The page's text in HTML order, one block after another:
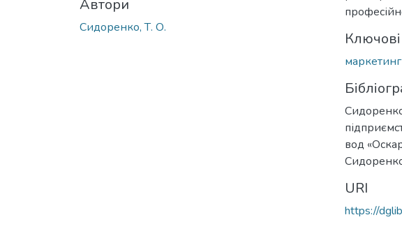
Автори
Сидоренко, Т. О.
маркетинг
вод
URI
https://